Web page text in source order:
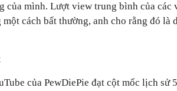
của mình. Lượt view trung bình của các
cách bất thường, anh cho rằng đó là
của PewDiePie đạt cột mốc lịch sử